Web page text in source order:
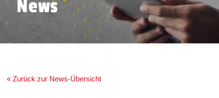
News
« Zurück zur News-Übersicht